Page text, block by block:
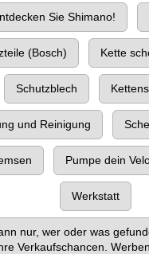
Sie Shimano!
(Bosch) Kette
Schutzblech
und Reinigung
Pumpe dein
Werkstatt
nur, wer oder was
Verkaufschancen.